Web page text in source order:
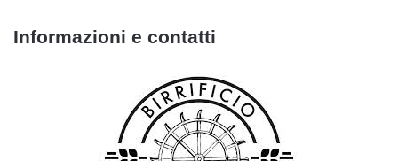
Informazioni e contatti